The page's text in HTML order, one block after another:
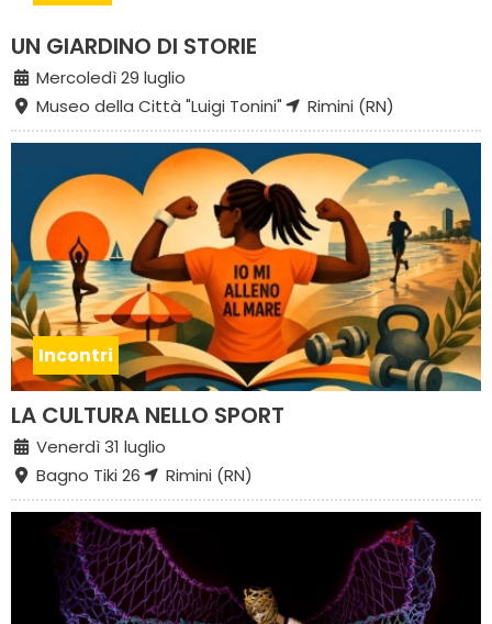
UN GIARDINO DI STORIE
Mercoledì 29 luglio
Museo della Città "Luigi Tonini"
Rimini (RN)
Incontri
LA CULTURA NELLO SPORT
Venerdì 31 luglio
Bagno Tiki 26
Rimini (RN)